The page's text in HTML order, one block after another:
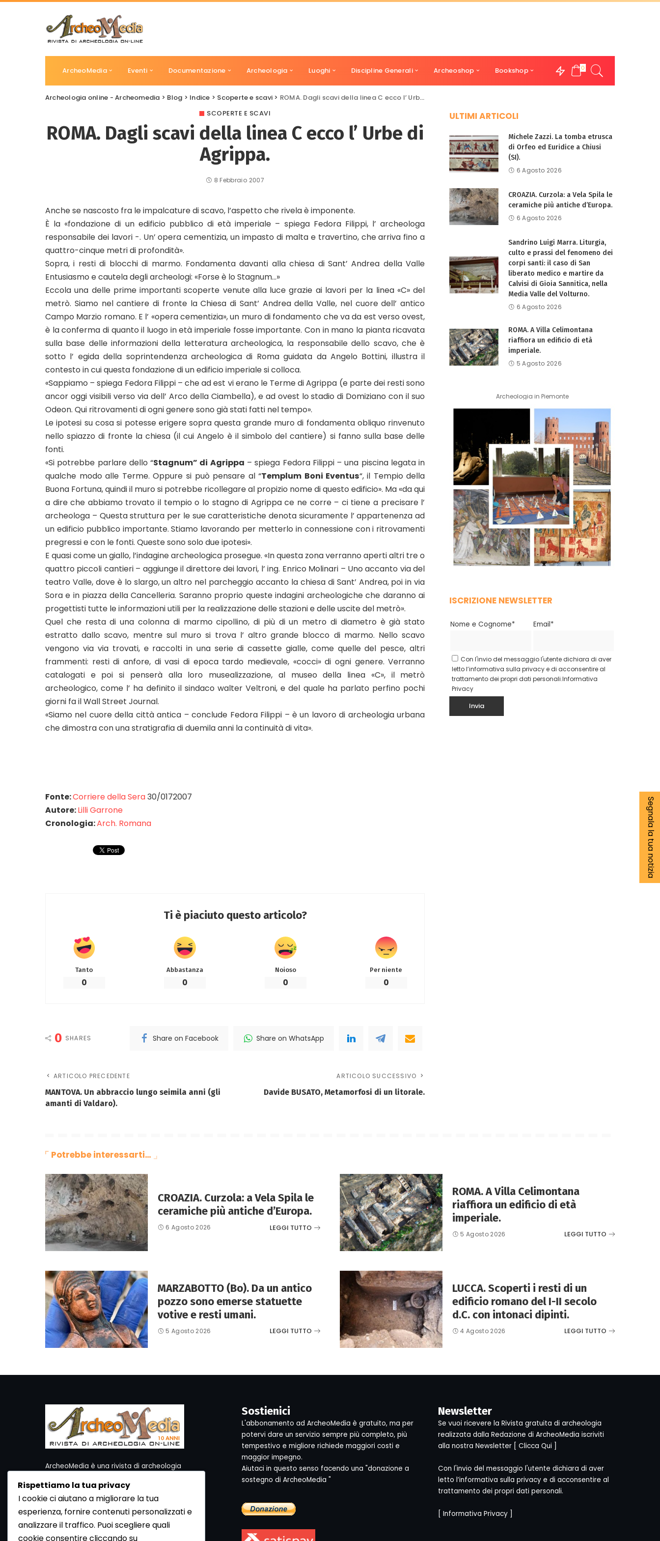
ArcheoMedia Eventi Documentazione Archeologia Luoghi Discipline Generali Archeoshop Bookshop 0
Archeologia online - Archeomedia > Blog > Indice > Scoperte e scavi > ROMA. Dagli scavi della linea C ecco l’ Urbe di Agrippa.
SCOPERTE E SCAVI
ROMA. Dagli scavi della linea C ecco l’ Urbe di
Agrippa.
8 Febbraio 2007
Anche se nascosto fra le impalcature di scavo, l’aspetto che rivela è imponente.
È la «fondazione di un edificio pubblico di età imperiale – spiega Fedora Filippi, l’ archeologa
responsabile dei lavori -. Un’ opera cementizia, un impasto di malta e travertino, che arriva fino a
quattro-cinque metri di profondità».
Sopra, i resti di blocchi di marmo. Fondamenta davanti alla chiesa di Sant’ Andrea della Valle
Entusiasmo e cautela degli archeologi: «Forse è lo Stagnum…»
Eccola una delle prime importanti scoperte venute alla luce grazie ai lavori per la linea «C» del
metrò. Siamo nel cantiere di fronte la Chiesa di Sant’ Andrea della Valle, nel cuore dell’ antico
Campo Marzio romano. E l’ «opera cementizia», un muro di fondamento che va da est verso ovest,
è la conferma di quanto il luogo in età imperiale fosse importante. Con in mano la pianta ricavata
sulla base delle informazioni della letteratura archeologica, la responsabile dello scavo, che è
sotto l’ egida della soprintendenza archeologica di Roma guidata da Angelo Bottini, illustra il
contesto in cui questa fondazione di un edificio imperiale si colloca.
«Sappiamo – spiega Fedora Filippi – che ad est vi erano le Terme di Agrippa (e parte dei resti sono
ancor oggi visibili verso via dell’ Arco della Ciambella), e ad ovest lo stadio di Domiziano con il suo
Odeon. Qui ritrovamenti di ogni genere sono già stati fatti nel tempo».
Le ipotesi su cosa si potesse erigere sopra questa grande muro di fondamenta obliquo rinvenuto
nello spiazzo di fronte la chiesa (il cui Angelo è il simbolo del cantiere) si fanno sulla base delle
fonti.
«Si potrebbe parlare dello “Stagnum” di Agrippa – spiega Fedora Filippi – una piscina legata in
qualche modo alle Terme. Oppure si può pensare al “Templum Boni Eventus“, il Tempio della
Buona Fortuna, quindi il muro si potrebbe ricollegare al propizio nome di questo edificio». Ma «da qui
a dire che abbiamo trovato il tempio o lo stagno di Agrippa ce ne corre – ci tiene a precisare l’
archeologa – Questa struttura per le sue caratteristiche denota sicuramente l’ appartenenza ad
un edificio pubblico importante. Stiamo lavorando per metterlo in connessione con i ritrovamenti
pregressi e con le fonti. Queste sono solo due ipotesi».
E quasi come un giallo, l’indagine archeologica prosegue. «In questa zona verranno aperti altri tre o
quattro piccoli cantieri – aggiunge il direttore dei lavori, l’ ing. Enrico Molinari – Uno accanto via del
teatro Valle, dove è lo slargo, un altro nel parcheggio accanto la chiesa di Sant’ Andrea, poi in via
Sora e in piazza della Cancelleria. Saranno proprio queste indagini archeologiche che daranno ai
progettisti tutte le informazioni utili per la realizzazione delle stazioni e delle uscite del metrò».
Quel che resta di una colonna di marmo cipollino, di più di un metro di diametro è già stato
estratto dallo scavo, mentre sul muro si trova l’ altro grande blocco di marmo. Nello scavo
vengono via via trovati, e raccolti in una serie di cassette gialle, come quelle del pesce, altri
frammenti: resti di anfore, di vasi di epoca tardo medievale, «cocci» di ogni genere. Verranno
catalogati e poi si penserà alla loro musealizzazione, al museo della linea «C», il metrò
archeologico, come l’ ha definito il sindaco walter Veltroni, e del quale ha parlato perfino pochi
giorni fa il Wall Street Journal.
«Siamo nel cuore della città antica – conclude Fedora Filippi – è un lavoro di archeologia urbana
che dimostra con una stratigrafia di duemila anni la continuità di vita».
Fonte:Corriere della Sera30/0172007
Autore:Lilli Garrone
Cronologia:Arch. Romana
Ti è piaciuto questo articolo?
Tanto
0
Abbastanza
0
Noioso
0
Per niente
0
0 SHARES Share on Facebook Share on WhatsApp
ARTICOLO PRECEDENTE
MANTOVA. Un abbraccio lungo seimila anni (gli
amanti di Valdaro).
ARTICOLO SUCCESSIVO
Davide BUSATO, Metamorfosi di un litorale.
ULTIMI ARTICOLI
Michele Zazzi. La tomba etrusca
di Orfeo ed Euridice a Chiusi
(SI).
6 Agosto 2026
CROAZIA. Curzola: a Vela Spila le
ceramiche più antiche d’Europa.
6 Agosto 2026
Sandrino Luigi Marra. Liturgia,
culto e prassi del fenomeno dei
corpi santi: il caso di San
liberato medico e martire da
Calvisi di Gioia Sannitica, nella
Media Valle del Volturno.
6 Agosto 2026
ROMA. A Villa Celimontana
riaffiora un edificio di età
imperiale.
5 Agosto 2026
Archeologia in Piemonte
ISCRIZIONE NEWSLETTER
Nome e Cognome* Email*
Con l'invio del messaggio l'utente dichiara di aver
letto l’informativa sulla privacy e di acconsentire al
trattamento dei propri dati personali.Informativa
Privacy
Potrebbe interessarti…
CROAZIA. Curzola: a Vela Spila le
ceramiche più antiche d’Europa.
6 Agosto 2026 LEGGI TUTTO
ROMA. A Villa Celimontana
riaffiora un edificio di età
imperiale.
5 Agosto 2026 LEGGI TUTTO
MARZABOTTO (Bo). Da un antico
pozzo sono emerse statuette
votive e resti umani.
5 Agosto 2026 LEGGI TUTTO
LUCCA. Scoperti i resti di un
edificio romano del I-II secolo
d.C. con intonaci dipinti.
4 Agosto 2026 LEGGI TUTTO
Segnala la tua notizia
ArcheoMedia è una rivista di archeologia
Per contattare la Redazione potete utilizzare i
seguenti recapiti:
Redazione ArcheoMedia c/o Mediares S.c.
Via Gioberti 80/D - 10128 Torino
Tel 011.5806363 - Fax 011.5808561
Sostienici
L'abbonamento ad ArcheoMedia è gratuito, ma per
potervi dare un servizio sempre più completo, più
tempestivo e migliore richiede maggiori costi e
maggior impegno.
Aiutaci in questo senso facendo una "donazione a
sostegno di ArcheoMedia "
Newsletter
Se vuoi ricevere la Rivista gratuita di archeologia
realizzata dalla Redazione di ArcheoMedia iscriviti
alla nostra Newsletter [ Clicca Qui ]
Con l'invio del messaggio l'utente dichiara di aver
letto l’informativa sulla privacy e di acconsentire al
trattamento dei propri dati personali.
[ Informativa Privacy]
Rispettiamo la tua privacy
I cookie ci aiutano a migliorare la tua
esperienza, fornire contenuti personalizzati e
analizzare il traffico. Puoi scegliere quali
cookie consentire cliccando su